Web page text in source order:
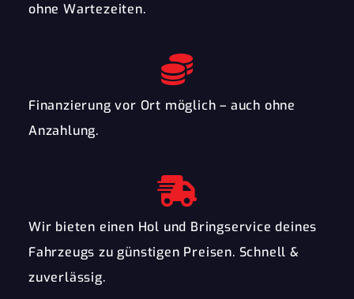
ohne Wartezeiten.
Finanzierung vor Ort möglich – auch ohne
Anzahlung.
Wir bieten einen Hol und Bringservice deines
Fahrzeugs zu günstigen Preisen. Schnell &
zuverlässig.